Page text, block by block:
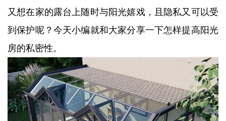
又想在家的露台上随时与阳光嬉戏，且隐私又可以受
到保护呢？今天小编就和大家分享一下怎样提高阳光
房的私密性。